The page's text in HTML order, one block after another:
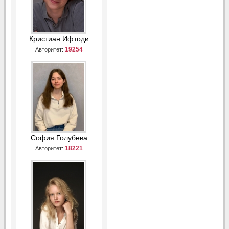
Кристиан Ифтоди
Авторитет: 19254
София Голубева
Авторитет: 18221